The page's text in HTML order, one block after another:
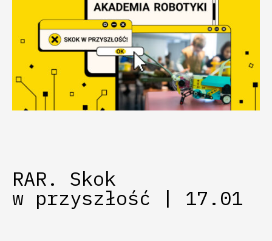
RAR. Skok
w przyszłość | 17.01